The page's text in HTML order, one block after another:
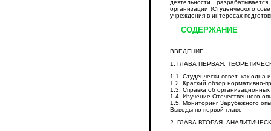
деятельности
организации (Студенческого
учреждения в интересах
СОДЕРЖАНИЕ
ВВЕДЕНИЕ
1. ГЛАВА ПЕРВАЯ.
1.1. Студенчески совет, как одна
1.2. Краткий обзор нормативно-
1.3. Справка об
1.4. Изучение Отечественного
1.5. Мониторинг Зарубежного
Выводы по первой главе
2. ГЛАВА ВТОРАЯ.